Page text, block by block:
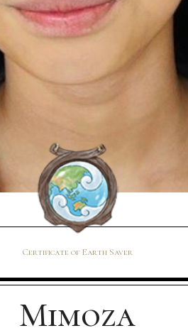
Certificate of Earth Saver
Mimoza